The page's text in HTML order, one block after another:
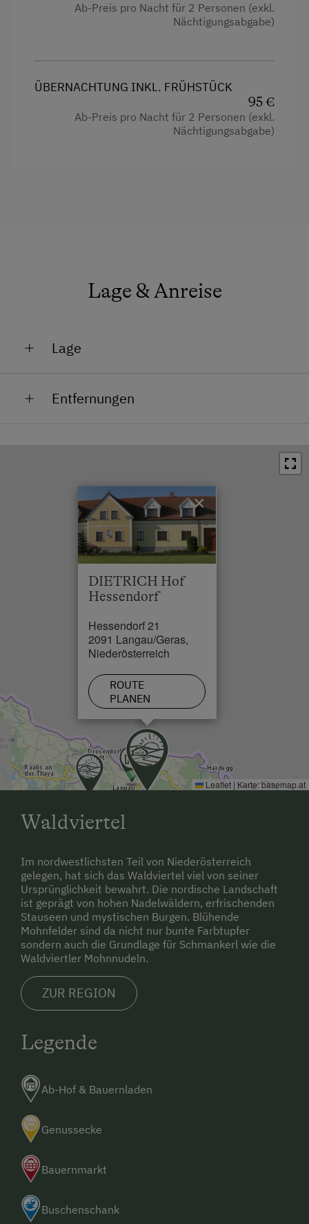
Ab-Preis pro Nacht für 2 Personen (exkl.
Nächtigungsabgabe)
ÜBERNACHTUNG INKL. FRÜHSTÜCK
95 €
Ab-Preis pro Nacht für 2 Personen (exkl.
Nächtigungsabgabe)
Lage & Anreise
Lage
Entfernungen
Ortszentrum in 0 km
Restaurant in 1 km
Schwimmbad in 8.5 km
See / Teich in 4 km
DIETRICH Hof
Hessendorf
Hessendorf 21
2091 Langau/Geras,
Niederösterreich
ROUTE
PLANEN
×
Leaflet | Karte:basemap.at
Waldviertel
Im nordwestlichsten Teil von Niederösterreich
gelegen, hat sich das Waldviertel viel von seiner
Ursprünglichkeit bewahrt. Die nordische Landschaft
ist geprägt von hohen Nadelwäldern, erfrischenden
Stauseen und mystischen Burgen. Blühende
Mohnfelder sind da nicht nur bunte Farbtupfer
sondern auch die Grundlage für Schmankerl wie die
Waldviertler Mohnnudeln.
ZUR REGION
Legende
Ab-Hof & Bauernladen
Genussecke
Bauernmarkt
Buschenschank